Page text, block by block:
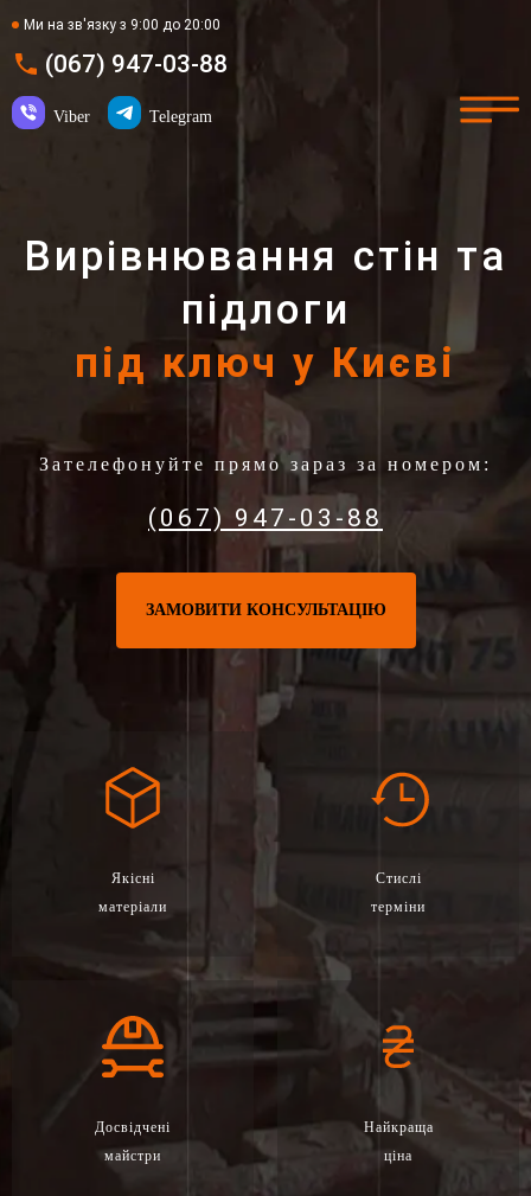
Ми на зв'язку з 9:00 до 20:00
(067) 947-03-88
Viber Telegram
Вирівнювання стін та
підлоги
під ключ у Києві
Зателефонуйте прямо зараз за номером:
(067) 947-03-88
ЗАМОВИТИ КОНСУЛЬТАЦІЮ
Якісні
матеріали
Стислі
терміни
Досвідчені
майстри
Найкраща
ціна